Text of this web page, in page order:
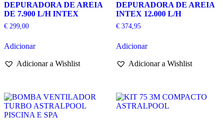
DEPURADORA DE AREIA
DE 7.900 L/H INTEX
€ 299,00
Adicionar
Adicionar a Wishlist
DEPURADORA DE AREIA
INTEX 12.000 L/H
€374,95
Adicionar
Adicionar a Wishlist